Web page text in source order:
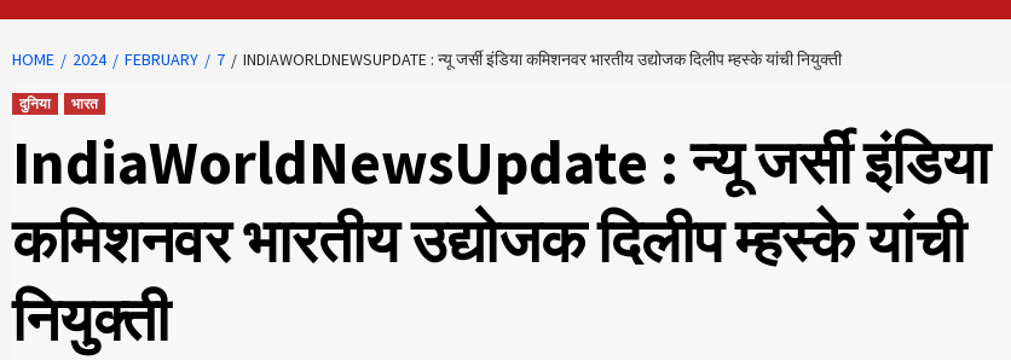
HOME 2024 FEBRUARY 7 INDIAWORLDNEWSUPDATE : न्यू जर्सी इंडिया कमिशनवर भारतीय उद्योजक दिलीप म्हस्के यांची नियुक्ती
दुनिया भारत
IndiaWorldNewsUpdate : न्यू जर्सी इंडिया
कमिशनवर भारतीय उद्योजक दिलीप म्हस्के यांची
नियुक्ती